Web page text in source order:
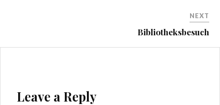
NEXT
Bibliotheksbesuch
Leave a Reply